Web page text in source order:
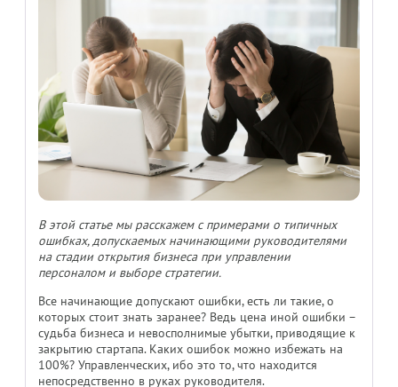
В этой статье мы расскажем с примерами о типичных
ошибках, допускаемых начинающими руководителями
на стадии открытия бизнеса при управлении
персоналом и выборе стратегии.
Все начинающие допускают ошибки, есть ли такие, о
которых стоит знать заранее? Ведь цена иной ошибки –
судьба бизнеса и невосполнимые убытки, приводящие к
закрытию стартапа. Каких ошибок можно избежать на
100%? Управленческих, ибо это то, что находится
непосредственно в руках руководителя.